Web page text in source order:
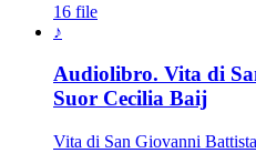
16 file
♪
Audiolibro. Vita di
Suor Cecilia Baij
Vita di San Giovanni Battista